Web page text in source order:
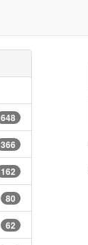
648
366
162
80
62